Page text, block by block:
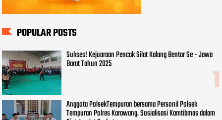
POPULAR POSTS
Sukses! Kejuaraan Pencak Silat Kalang Bentar Se - Jawa
Barat Tahun 2025
Anggota PolsekTempuran bersama Personil Polsek
Tempuran Polres Karawang. Sosialisasi Kamtibmas dalam